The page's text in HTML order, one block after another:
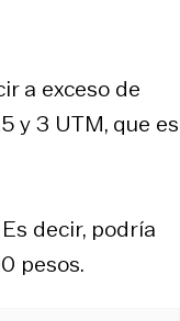
a exceso de
y 3 UTM, que es
decir, podría
pesos.